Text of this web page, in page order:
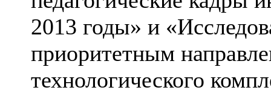
2013 годы» и
приоритетным
технологического